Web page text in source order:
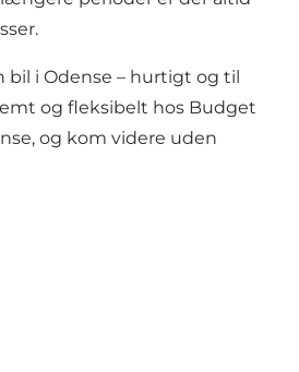
bil i Odense – hurtigt og til
og fleksibelt hos Budget
og kom videre uden